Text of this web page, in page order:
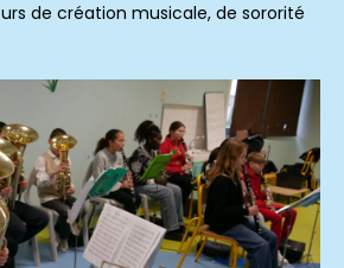
de création musicale, de sororité